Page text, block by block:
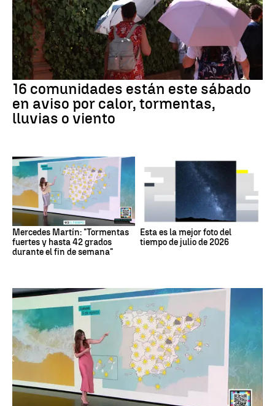
16 comunidades están este sábado
en aviso por calor, tormentas,
lluvias o viento
Mercedes Martín: "Tormentas
fuertes y hasta 42 grados
durante el fin de semana"
Esta es la mejor foto del
tiempo de julio de 2026